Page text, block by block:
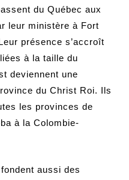
du Québec aux
leur ministère à Fort
présence s’accroît
à la taille du
deviennent une
du Christ Roi. Ils
les provinces de
à la Colombie-
aussi des